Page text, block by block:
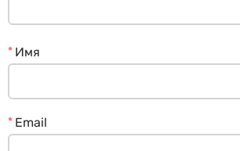
Имя
*
Email
*